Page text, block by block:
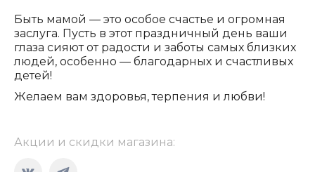
Быть мамой — это особое счастье и огромная
заслуга. Пусть в этот праздничный день ваши
глаза сияют от радости и заботы самых близких
людей, особенно — благодарных и счастливых
детей!
Желаем вам здоровья, терпения и любви!
Акции и скидки магазина: